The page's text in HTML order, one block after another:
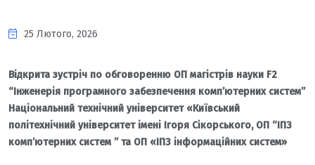
25 Лютого, 2026
Відкрита зустріч по обговоренню ОП магістрів науки F2
“Інженерія програмного забезпечення комп’ютерних систем”
Національний технічний університет «Київський
політехнічний університет імені Ігоря Сікорського, ОП “ІПЗ
комп’ютерних систем ” та ОП «ІПЗ інформаційних систем»